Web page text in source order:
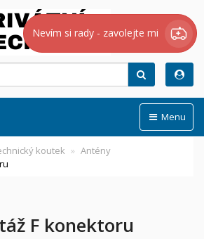
Nevím si rady - zavolejte mi
Menu
koutek
Antény
F konektoru